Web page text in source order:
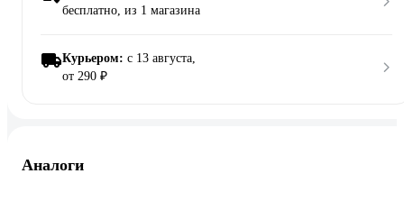
бесплатно, из 1 магазина
Курьером: c 13 августа,
от 290 ₽
Аналоги